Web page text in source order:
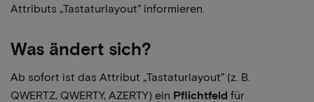
Attributs „Tastaturlayout” informieren.
Was ändert sich?
Ab sofort ist das Attribut „Tastaturlayout” (z. B.
QWERTZ, QWERTY, AZERTY) ein Pflichtfeld für